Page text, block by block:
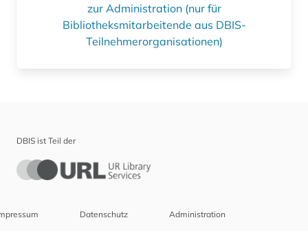
zur Administration (nur für
Bibliotheksmitarbeitende aus DBIS-
Teilnehmerorganisationen)
DBIS ist Teil der
Datenschutz Administration